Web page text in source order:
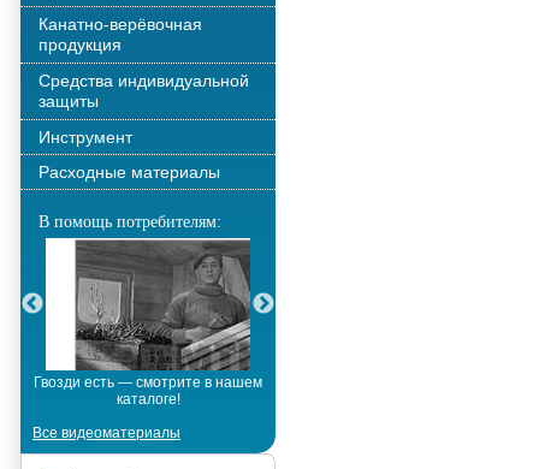
Канатно-верёвочная
продукция
Средства индивидуальной
защиты
Инструмент
Расходные материалы
В помощь потребителям:
Гвозди есть — смотрите в нашем
каталоге!
Все видеоматериалы